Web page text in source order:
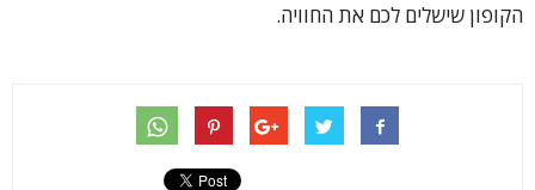
הקופון שישלים לכם את החוויה.